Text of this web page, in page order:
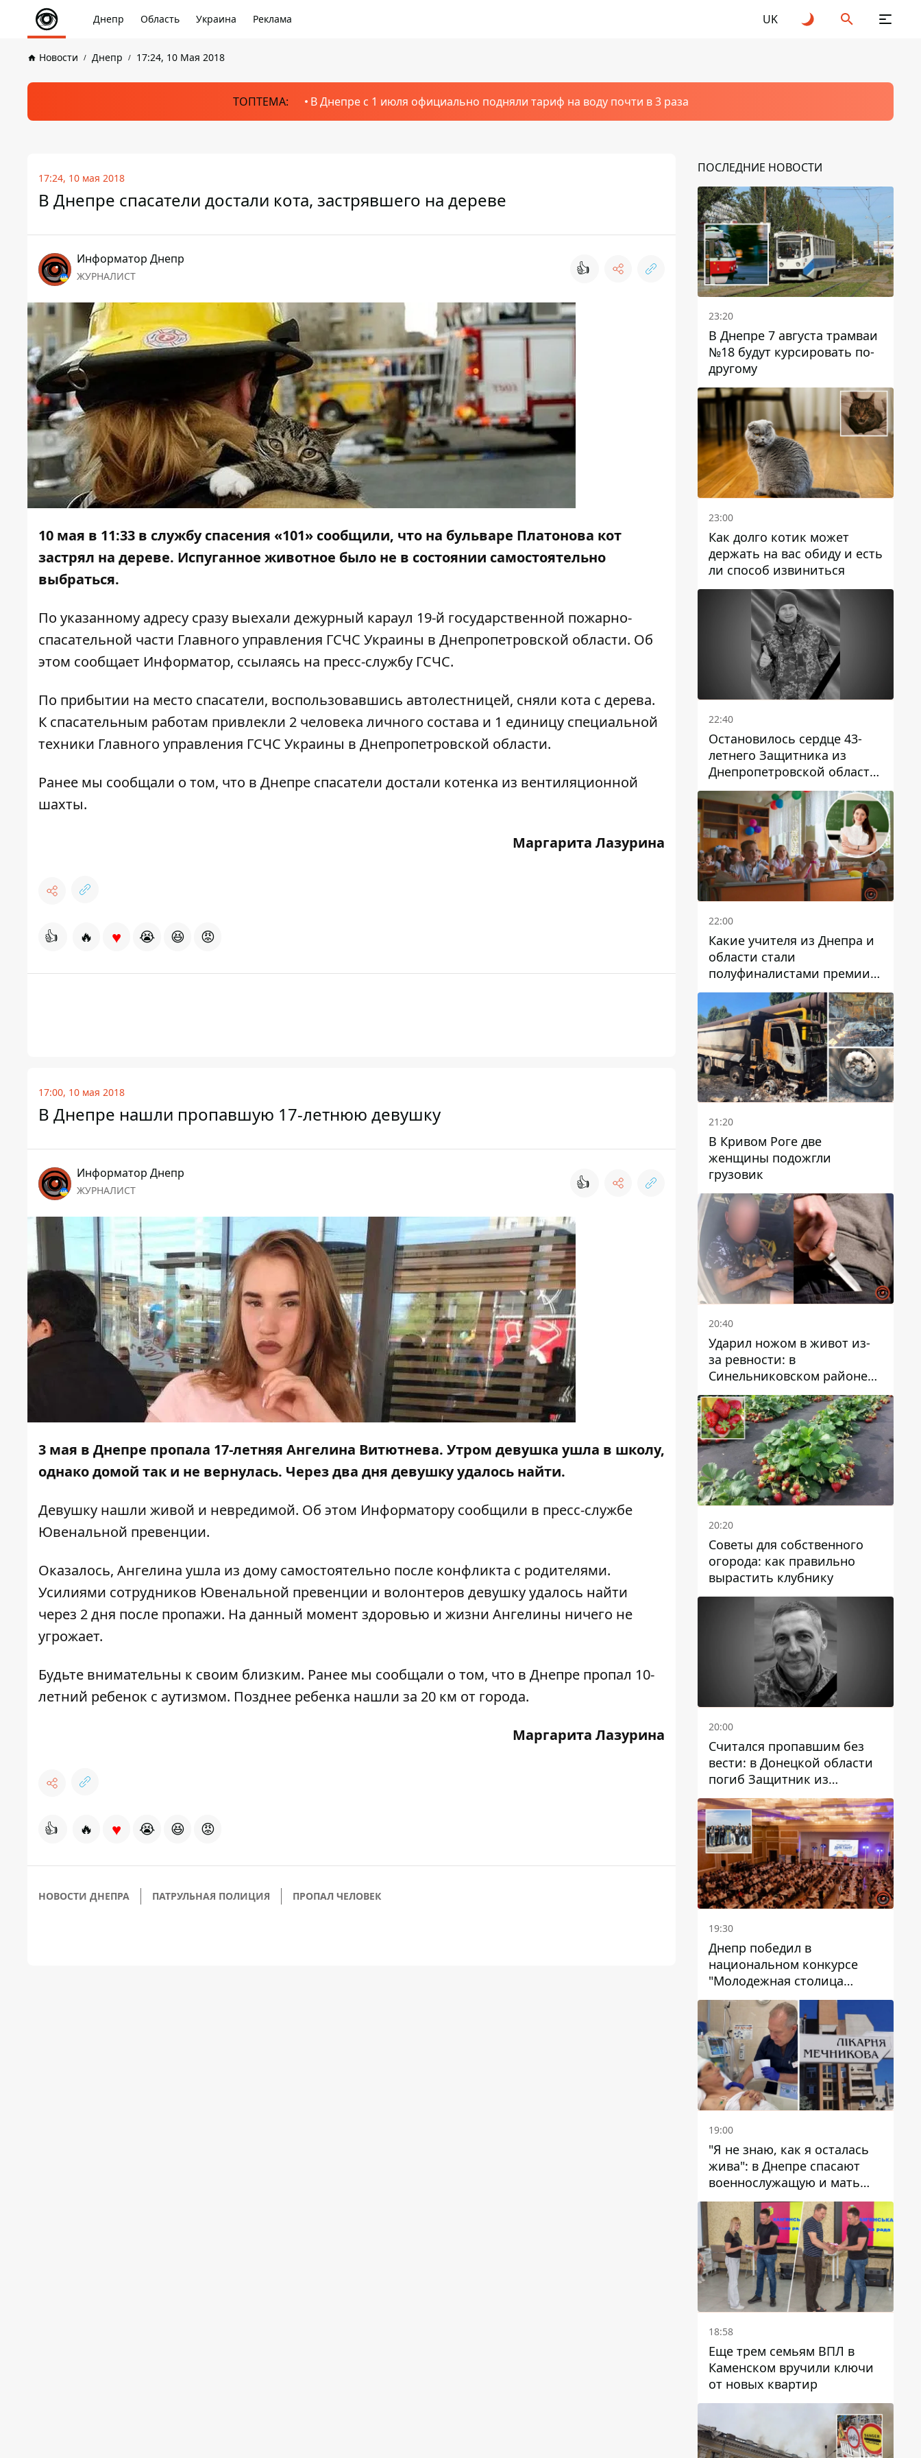
Днепр Область Украина Реклама UK
Новости Днепр 17:24, 10 Мая 2018
ТОПТЕМА: В Днепре с 1 июля официально подняли тариф на воду почти в 3 раза
17:24, 10 мая 2018
В Днепре спасатели достали кота, застрявшего на дереве
Информатор Днепр
ЖУРНАЛИСТ 👍
10 мая в 11:33 в службу спасения «101» сообщили, что на бульваре Платонова кот
застрял на дереве. Испуганное животное было не в состоянии самостоятельно
выбраться.
По указанному адресу сразу выехали дежурный караул 19-й государственной пожарно-
спасательной части Главного управления ГСЧС Украины в Днепропетровской области. Об
этом сообщает Информатор, ссылаясь на пресс-службу ГСЧС.
По прибытии на место спасатели, воспользовавшись автолестницей, сняли кота с дерева.
К спасательным работам привлекли 2 человека личного состава и 1 единицу специальной
техники Главного управления ГСЧС Украины в Днепропетровской области.
Ранее мы сообщали о том, что в Днепре спасатели достали котенка из вентиляционной
шахты.
Маргарита Лазурина
👍 🔥 ♥ 😭 😆 😡
17:00, 10 мая 2018
В Днепре нашли пропавшую 17-летнюю девушку
Информатор Днепр
ЖУРНАЛИСТ 👍
3 мая в Днепре пропала 17-летняя Ангелина Витютнева. Утром девушка ушла в школу,
однако домой так и не вернулась. Через два дня девушку удалось найти.
Девушку нашли живой и невредимой. Об этом Информатору сообщили в пресс-службе
Ювенальной превенции.
Оказалось, Ангелина ушла из дому самостоятельно после конфликта с родителями.
Усилиями сотрудников Ювенальной превенции и волонтеров девушку удалось найти
через 2 дня после пропажи. На данный момент здоровью и жизни Ангелины ничего не
угрожает.
Будьте внимательны к своим близким. Ранее мы сообщали о том, что в Днепре пропал 10-
летний ребенок с аутизмом. Позднее ребенка нашли за 20 км от города.
Маргарита Лазурина
👍 🔥 ♥ 😭 😆 😡
НОВОСТИ ДНЕПРА ПАТРУЛЬНАЯ ПОЛИЦИЯ ПРОПАЛ ЧЕЛОВЕК
ПОСЛЕДНИЕ НОВОСТИ
23:20
В Днепре 7 августа трамваи
№18 будут курсировать по-
другому
23:00
Как долго котик может
держать на вас обиду и есть
ли способ извиниться
22:40
Остановилось сердце 43-
летнего Защитника из
Днепропетровской области
Евгения Зинченко
22:00
Какие учителя из Днепра и
области стали
полуфиналистами премии
Global Teacher Prize Ukraine
2026
21:20
В Кривом Роге две
женщины подожгли
грузовик
20:40
Ударил ножом в живот из-
за ревности: в
Синельниковском районе
задержали 49-летнего
мужчину за убийство
20:20
Советы для собственного
огорода: как правильно
вырастить клубнику
20:00
Считался пропавшим без
вести: в Донецкой области
погиб Защитник из
Каменского Антон
Красовский
19:30
Днепр победил в
национальном конкурсе
"Молодежная столица
Украины – 2026"
19:00
"Я не знаю, как я осталась
жива": в Днепре спасают
военнослужащую и мать
четверых детей, которую
ранил КАБ
18:58
Еще трем семьям ВПЛ в
Каменском вручили ключи
от новых квартир